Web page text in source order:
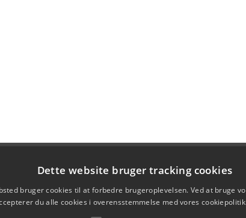
Dette website bruger tracking cookies
bruger cookies til at forbedre brugeroplevelsen. Ved at bruge
du alle cookies i overensstemmelse med vores